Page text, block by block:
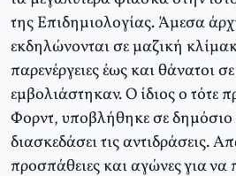
της Επιδημιολογίας. Άμεσα
εκδηλώνονται σε μαζική
παρενέργειες έως και θάνατοι
εμβολιάστηκαν. Ο ίδιος ο τότε
Φορντ, υποβλήθηκε σε
διασκεδάσει τις αντιδράσεις.
προσπάθειες και αγώνες για να